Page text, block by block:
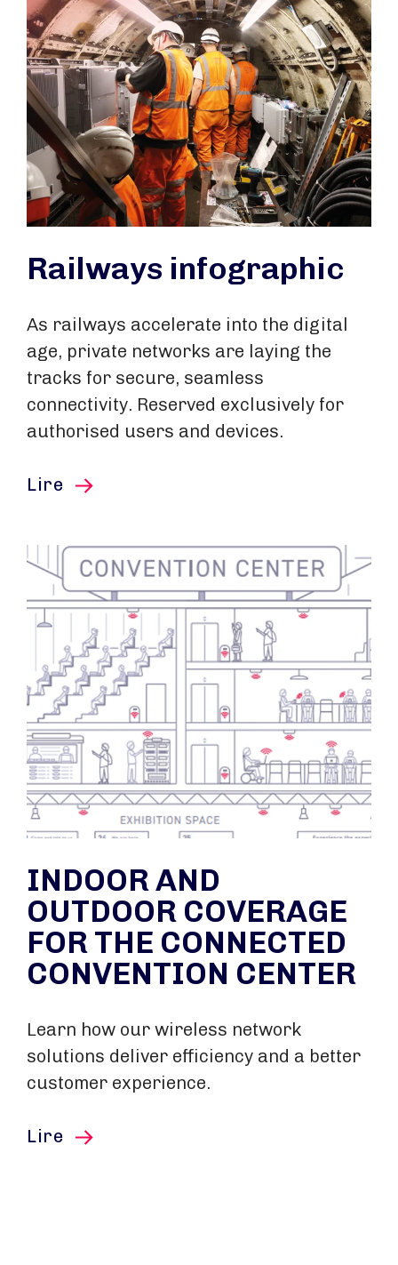
Railways infographic
As railways accelerate into the digital
age, private networks are laying the
tracks for secure, seamless
connectivity. Reserved exclusively for
authorised users and devices.
Lire cet article
INDOOR AND
OUTDOOR COVERAGE
FOR THE CONNECTED
CONVENTION CENTER
Learn how our wireless network
solutions deliver efficiency and a better
customer experience.
Lire cet article